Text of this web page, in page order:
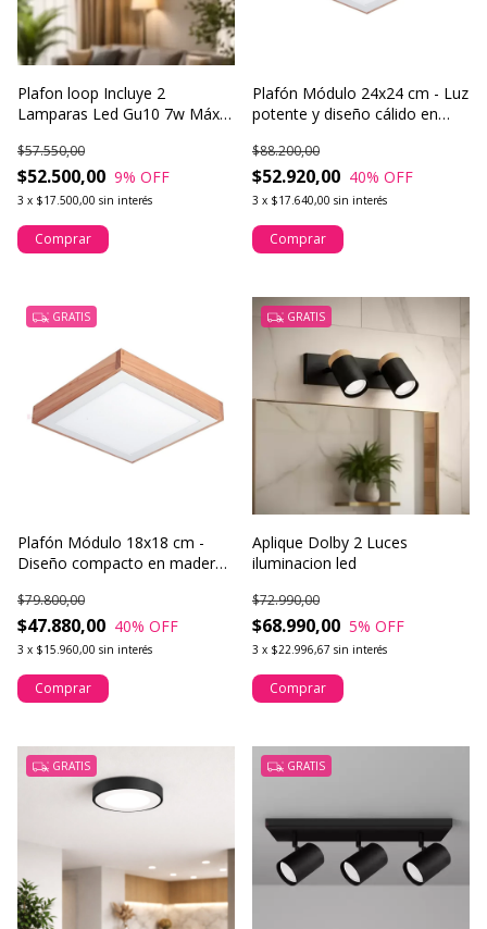
Plafon loop Incluye 2
Lamparas Led Gu10 7w Máx
$52.500,00
$57.550,00
9% OFF
3 x $17.500,00 sin interés
Comprar
Plafón Módulo 24x24 cm - Luz
potente y diseño cálido en
$52.920,00
$88.200,00
40% OFF
3 x $17.640,00 sin interés
Comprar
GRATIS
Plafón Módulo 18x18 cm -
Diseño compacto en madera
$47.880,00
$79.800,00
40% OFF
3 x $15.960,00 sin interés
Comprar
GRATIS
Aplique Dolby 2 Luces
iluminacion led
$68.990,00
$72.990,00
5% OFF
3 x $22.996,67 sin interés
Comprar
GRATIS GRATIS